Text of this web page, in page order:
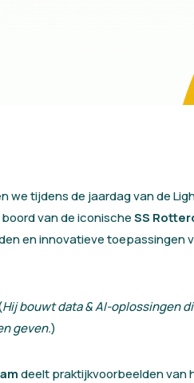
we tijdens de jaardag van de
van de iconischeSS
en innovatieve toepassingen
Hij bouwt data & AI-oplossingen
geven.)
deelt praktijkvoorbeelden van